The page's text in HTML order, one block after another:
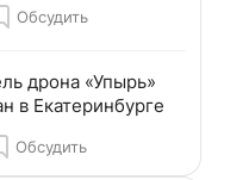
Обсудить
дрона «Упырь»
в Екатеринбурге
Обсудить